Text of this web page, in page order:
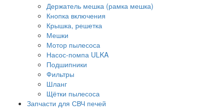
Держатель мешка (рамка мешка)
Кнопка включения
Крышка, решетка
Мешки
Мотор пылесоса
Насос-помпа ULKA
Подшипники
Фильтры
Шланг
Щётки пылесоса
Запчасти для СВЧ печей